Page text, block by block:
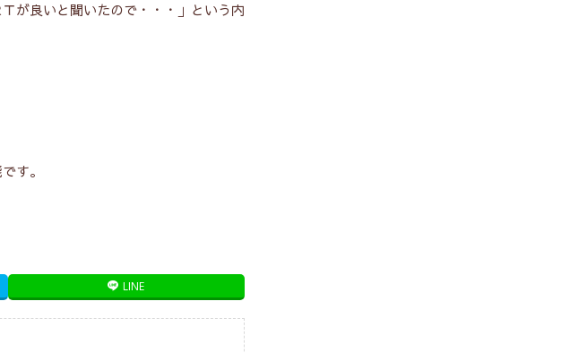
が良いと聞いたので・・・」という内
す。
LINE